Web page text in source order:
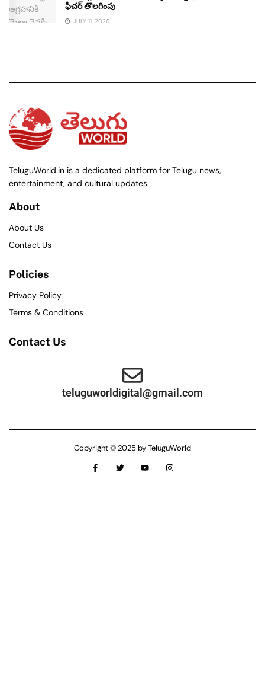
ఫీచర్ తొలగింపు
JULY 11, 2026
TeluguWorld.in is a dedicated platform for Telugu news,
entertainment, and cultural updates.
About
About Us
Contact Us
Policies
Privacy Policy
Terms & Conditions
Contact Us
teluguworldigital@gmail.com
Copyright © 2025 by TeluguWorld